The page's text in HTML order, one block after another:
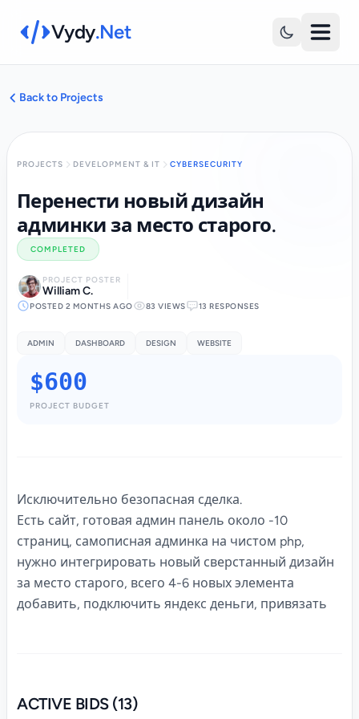
Vydy.Net
Back to Projects
PROJECTS DEVELOPMENT & IT CYBERSECURITY
Перенести новый дизайн
админки за место старого.
COMPLETED
PROJECT POSTER
William C.
POSTED 2 MONTHS AGO 83 VIEWS 13 RESPONSES
ADMIN DASHBOARD DESIGN WEBSITE
$600
PROJECT BUDGET
Исключительно безопасная сделка.
Есть сайт, готовая админ панель около -10
страниц, самописная админка на чистом php,
нужно интегрировать новый сверстанный дизайн
за место старого, всего 4-6 новых элемента
добавить, подключить яндекс деньги, привязать
ACTIVE BIDS (13)